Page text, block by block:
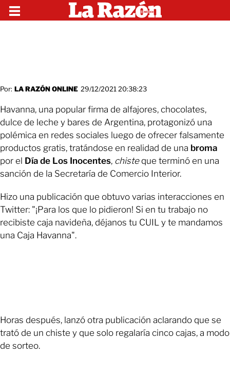
Por: LA RAZÓN ONLINE 29/12/2021 20:38:23
Havanna, una popular firma de alfajores, chocolates,
dulce de leche y bares de Argentina, protagonizó una
polémica en redes sociales luego de ofrecer falsamente
productos gratis, tratándose en realidad de una broma
por el Día de Los Inocentes, chisteque terminó en una
sanción de la Secretaría de Comercio Interior.
Hizo una publicación que obtuvo varias interacciones en
Twitter: "¡Para los que lo pidieron! Si en tu trabajo no
recibiste caja navideña, déjanos tu CUIL y te mandamos
una Caja Havanna".
Horas después, lanzó otra publicación aclarando que se
trató de un chiste y que solo regalaría cinco cajas, a modo
de sorteo.